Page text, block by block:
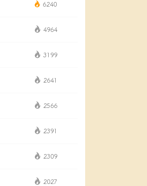
6240
4964
3199
2641
2566
2391
2309
2027